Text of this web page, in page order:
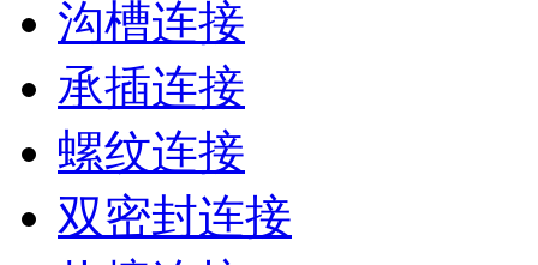
沟槽连接
承插连接
螺纹连接
双密封连接